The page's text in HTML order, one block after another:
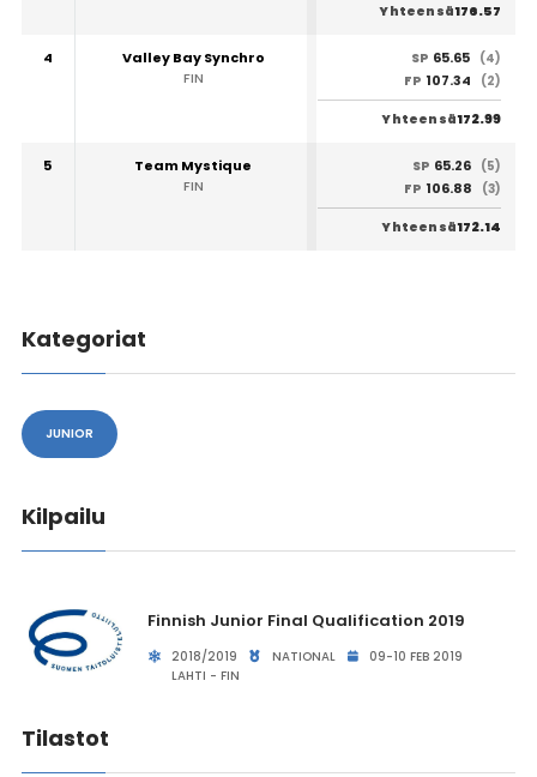
Yhteensä176.57
4
Valley Bay Synchro
FIN
SP 65.65 (4)
FP 107.34 (2)
Yhteensä172.99
5
Team Mystique
FIN
SP 65.26 (5)
FP 106.88 (3)
Yhteensä172.14
Kategoriat
JUNIOR
Kilpailu
Finnish Junior Final Qualification 2019
2018/2019 NATIONAL
09-10 FEB 2019
LAHTI - FIN
Tilastot